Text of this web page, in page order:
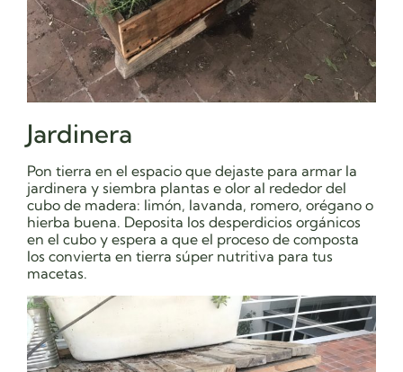
Jardinera
Pon tierra en el espacio que dejaste para armar la
jardinera y siembra plantas e olor al rededor del
cubo de madera: limón, lavanda, romero, orégano o
hierba buena. Deposita los desperdicios orgánicos
en el cubo y espera a que el proceso de composta
los convierta en tierra súper nutritiva para tus
macetas.